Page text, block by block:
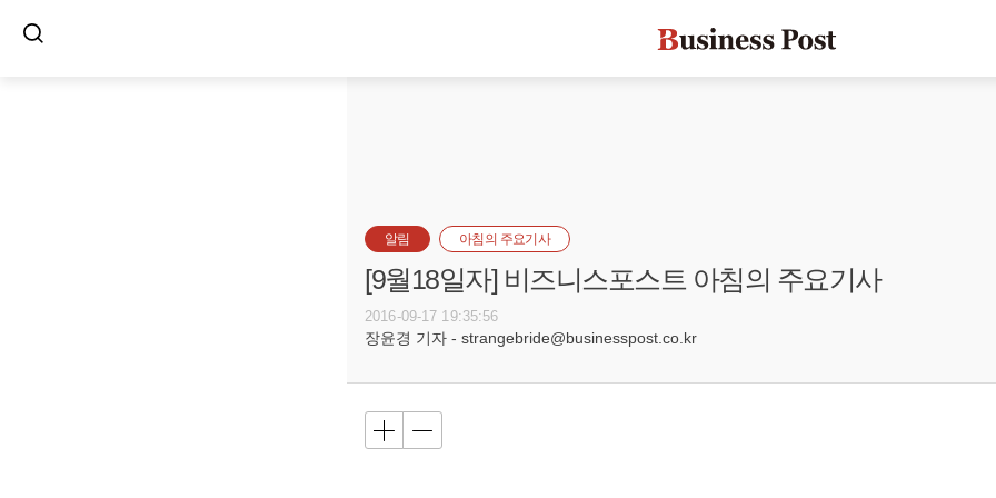
알림 아침의 주요기사
[9월18일자] 비즈니스포스트 아침의 주요기사
2016-09-17 19:35:56
장윤경 기자 - strangebride@businesspost.co.kr